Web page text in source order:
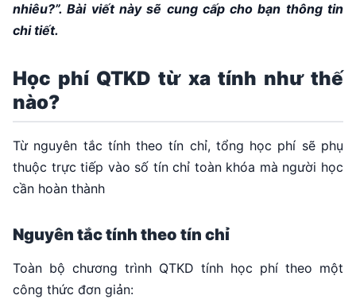
nhiêu?”. Bài viết này sẽ cung cấp cho bạn thông tin
chi tiết.
Học phí QTKD từ xa tính như thế
nào?
Từ nguyên tắc tính theo tín chỉ, tổng học phí sẽ phụ
thuộc trực tiếp vào số tín chỉ toàn khóa mà người học
cần hoàn thành
Nguyên tắc tính theo tín chỉ
Toàn bộ chương trình QTKD tính học phí theo một
công thức đơn giản: